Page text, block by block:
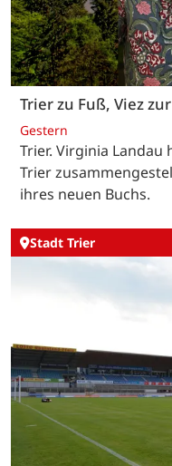
Trier zu Fuß, Viez
Gestern
Trier. Virginia
Trier
ihres neuen Buchs.
Stadt Trier